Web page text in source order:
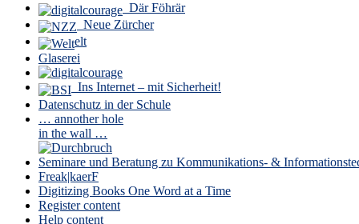
Där Föhrär
Neue Zürcher
elt
Glaserei
Ins Internet – mit Sicherheit!
Datenschutz in der Schule
… annother hole
in the wall …
Seminare und Beratung zu Kommunikations- &
Freak|kaerF
Digitizing Books One Word at a Time
Register content
Help content